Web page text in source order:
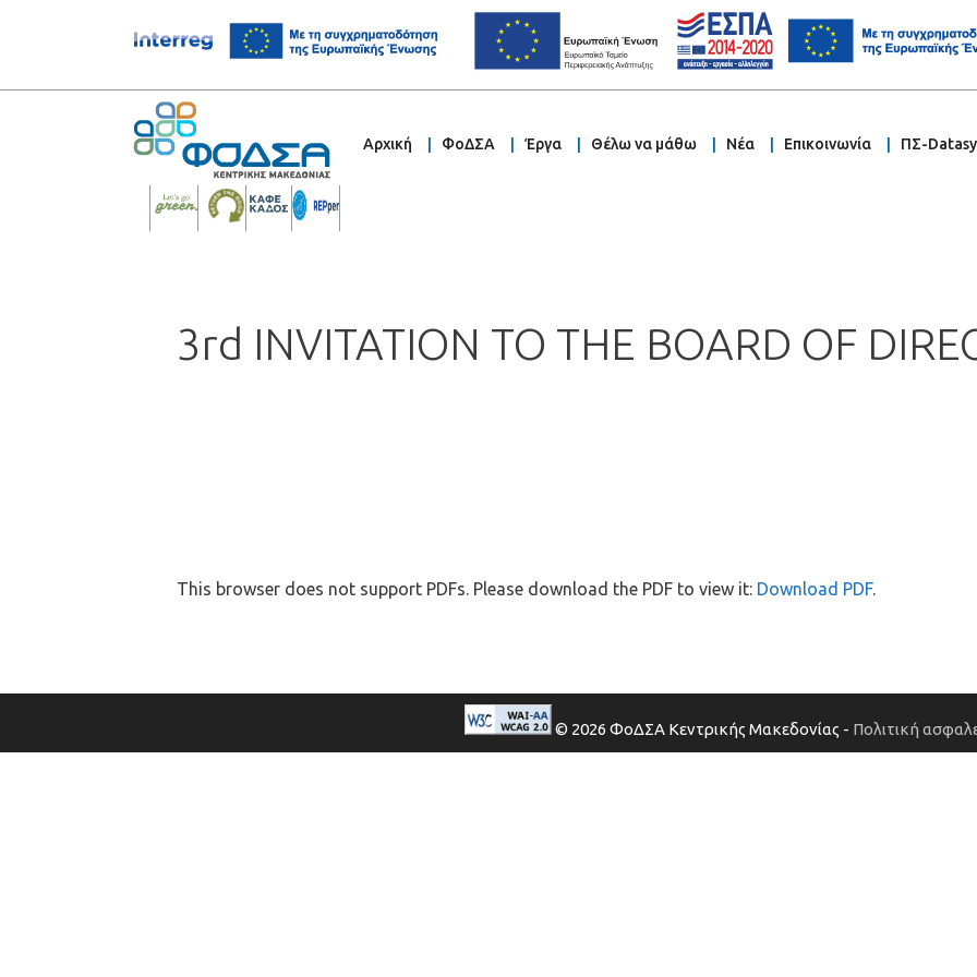
Αρχική ΦοΔΣΑ Έργα Θέλω να μάθω Νέα Επικοινωνία ΠΣ-
3rd INVITATION TO THE BOARD OF
This browser does not support PDFs. Please download the PDF to view it: Download PDF.
© 2026 ΦοΔΣΑ Κεντρικής Μακεδονίας - Πολιτική